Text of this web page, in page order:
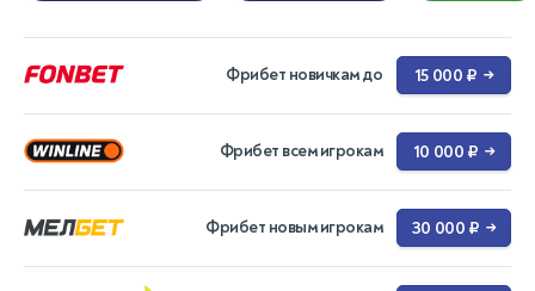
Фрибет новичкам до 15 000 ₽ →
Фрибет всем игрокам 10 000 ₽ →
Фрибет новым игрокам 30 000 ₽ →